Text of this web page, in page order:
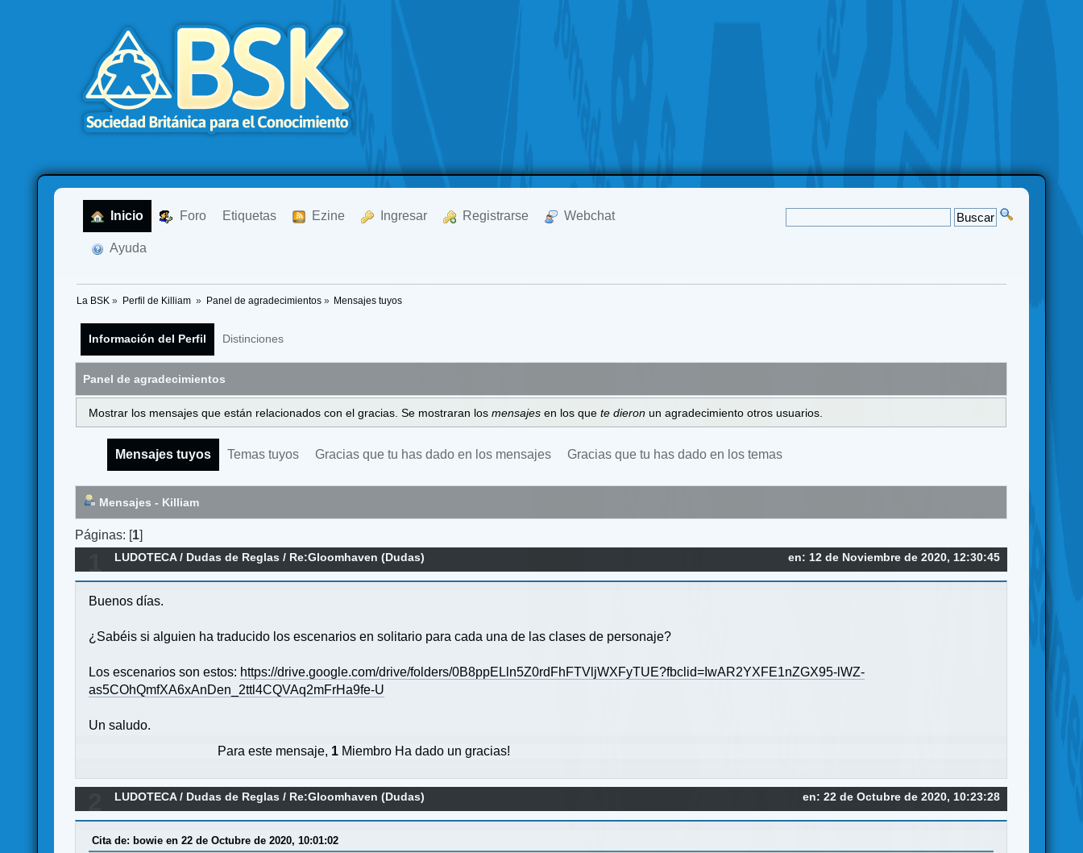
Inicio Foro Etiquetas Ezine Ingresar Registrarse Webchat
Ayuda
La BSK » Perfil de Killiam » Panel de agradecimientos» Mensajes tuyos
Información del Perfil Distinciones
Panel de agradecimientos
Mostrar los mensajes que están relacionados con el gracias. Se mostraran los mensajes en los que te dieron un agradecimiento otros usuarios.
Mensajes tuyos Temas tuyos Gracias que tu has dado en los mensajes Gracias que tu has dado en los temas
Mensajes - Killiam
Páginas: [1]
en: 12 de Noviembre de 2020, 12:30:45
LUDOTECA/ Dudas de Reglas / Re:Gloomhaven (Dudas)
Buenos días.
¿Sabéis si alguien ha traducido los escenarios en solitario para cada una de las clases de personaje?
Los escenarios son estos: https://drive.google.com/drive/folders/0B8ppELln5Z0rdFhFTVljWXFyTUE?fbclid=IwAR2YXFE1nZGX95-lWZ-
as5COhQmfXA6xAnDen_2ttl4CQVAq2mFrHa9fe-U
Un saludo.
Para este mensaje, 1 Miembro Ha dado un gracias!
en: 22 de Octubre de 2020, 10:23:28
LUDOTECA/ Dudas de Reglas / Re:Gloomhaven (Dudas)
Cita de: bowie en 22 de Octubre de 2020, 10:01:02